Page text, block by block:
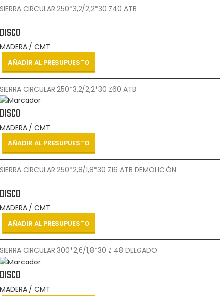
SIERRA CIRCULAR 250*3,2/2,2*30 Z40 ATB
DISCO
MADERA / CMT
AÑADIR AL PRESUPUESTO
SIERRA CIRCULAR 250*3,2/2,2*30 Z60 ATB
DISCO
MADERA / CMT
AÑADIR AL PRESUPUESTO
SIERRA CIRCULAR 250*2,8/1,8*30 Z16 ATB DEMOLICIÓN
DISCO
MADERA / CMT
AÑADIR AL PRESUPUESTO
SIERRA CIRCULAR 300*2,6/1,8*30 Z 48 DELGADO
DISCO
MADERA / CMT